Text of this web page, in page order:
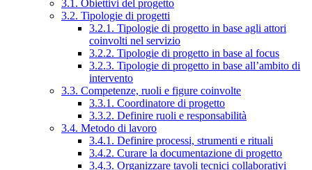
3.1. Obiettivi del progetto
3.2. Tipologie di progetti
3.2.1. Tipologie di progetto in base agli attori
coinvolti nel servizio
3.2.2. Tipologie di progetto in base al focus
3.2.3. Tipologie di progetto in base all’ambito di
intervento
3.3. Competenze, ruoli e figure coinvolte
3.3.1. Coordinatore di progetto
3.3.2. Definire ruoli e responsabilità
3.4. Metodo di lavoro
3.4.1. Definire processi, strumenti e rituali
3.4.2. Curare la documentazione di progetto
3.4.3. Organizzare tavoli tecnici collaborativi